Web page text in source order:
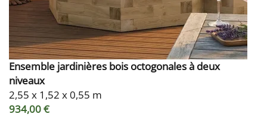
Ensemble jardinières bois octogonales à deux
niveaux
2,55 x 1,52 x 0,55 m
934,00 €